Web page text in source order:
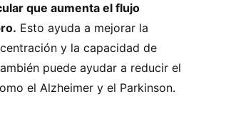
que aumenta el flujo
Esto ayuda a mejorar la
y la capacidad de
puede ayudar a reducir el
el Alzheimer y el Parkinson.